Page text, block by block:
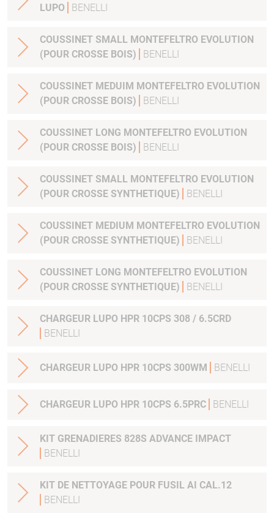
LUPO
BENELLI
COUSSINET SMALL MONTEFELTRO EVOLUTION
(POUR CROSSE BOIS)
BENELLI
COUSSINET MEDUIM MONTEFELTRO EVOLUTION
(POUR CROSSE BOIS)
BENELLI
COUSSINET LONG MONTEFELTRO EVOLUTION
(POUR CROSSE BOIS)
BENELLI
COUSSINET SMALL MONTEFELTRO EVOLUTION
(POUR CROSSE SYNTHETIQUE)
BENELLI
COUSSINET MEDIUM MONTEFELTRO EVOLUTION
(POUR CROSSE SYNTHETIQUE)
BENELLI
COUSSINET LONG MONTEFELTRO EVOLUTION
(POUR CROSSE SYNTHETIQUE)
BENELLI
CHARGEUR LUPO HPR 10CPS 308 / 6.5CRD
BENELLI
CHARGEUR LUPO HPR 10CPS 300WM BENELLI
CHARGEUR LUPO HPR 10CPS 6.5PRC BENELLI
KIT GRENADIERES 828S ADVANCE IMPACT
BENELLI
KIT DE NETTOYAGE POUR FUSIL AI CAL.12
BENELLI